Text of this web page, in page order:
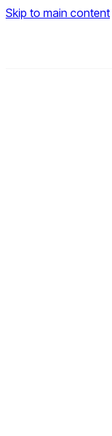
Skip to main content